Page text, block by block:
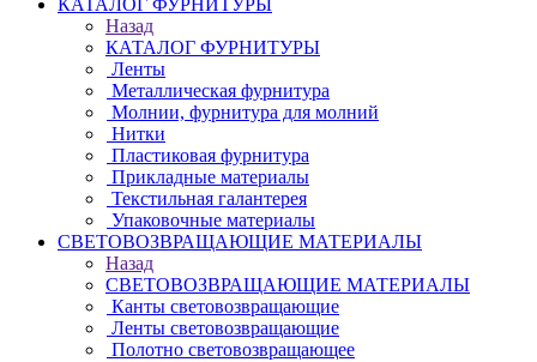
КАТАЛОГ ФУРНИТУРЫ
Назад
КАТАЛОГ ФУРНИТУРЫ
Ленты
Металлическая фурнитура
Молнии, фурнитура для молний
Нитки
Пластиковая фурнитура
Прикладные материалы
Текстильная галантерея
Упаковочные материалы
СВЕТОВОЗВРАЩАЮЩИЕ МАТЕРИАЛЫ
Назад
СВЕТОВОЗВРАЩАЮЩИЕ МАТЕРИАЛЫ
Канты световозвращающие
Ленты световозвращающие
Полотно световозвращающее